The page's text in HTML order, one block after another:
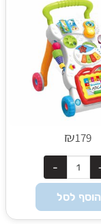
₪179
הוסף לסל